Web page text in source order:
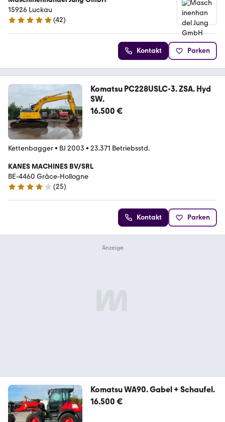
15926 Luckau
5 Sterne
(42)
Kontakt Parken
Komatsu PC228USLC-3. ZSA. Hyd
SW.
16.500 €
Kettenbagger• BJ 2003 • 23.371 Betriebsstd.
KANES MACHINES BV/SRL
BE-4460 Grâce-Hollogne
4 Sterne
(25)
Kontakt Parken
Komatsu WA90. Gabel + Schaufel.
16.500 €